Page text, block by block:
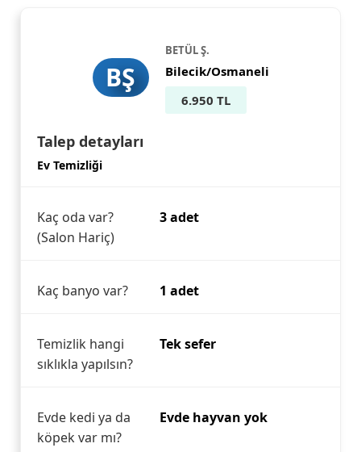
BŞ
BETÜL Ş.
Bilecik/Osmaneli
6.950 TL
Talep detayları
Ev Temizliği
Kaç oda var?
(Salon Hariç)
3 adet
Kaç banyo var? 1 adet
Temizlik hangi
sıklıkla yapılsın?
Tek sefer
Evde kedi ya da
köpek var mı?
Evde hayvan yok